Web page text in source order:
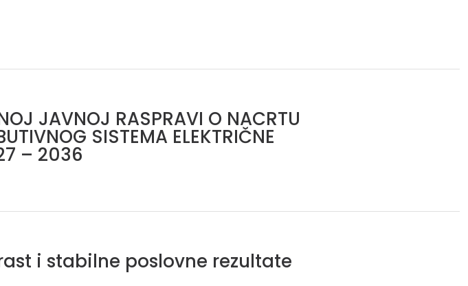
JAVNOJ RASPRAVI O NACRTU
SISTEMA ELEKTRIČNE
– 2036
i stabilne poslovne rezultate